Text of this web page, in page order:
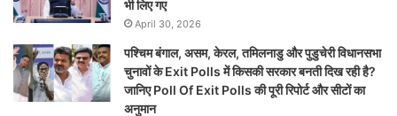
भी लिए गए
April 30, 2026
पश्चिम बंगाल, असम, केरल, तमिलनाडु और पुडुचेरी विधानसभा
चुनावों के Exit Polls में किसकी सरकार बनती दिख रही है?
जानिए Poll Of Exit Polls की पूरी रिपोर्ट और सीटों का
अनुमान